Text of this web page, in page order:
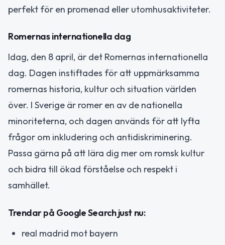
perfekt för en promenad eller utomhusaktiviteter.
Romernas internationella dag
Idag, den 8 april, är det Romernas internationella
dag. Dagen instiftades för att uppmärksamma
romernas historia, kultur och situation världen
över. I Sverige är romer en av de nationella
minoriteterna, och dagen används för att lyfta
frågor om inkludering och antidiskriminering.
Passa gärna på att lära dig mer om romsk kultur
och bidra till ökad förståelse och respekt i
samhället.
Trendar på Google Search just nu:
real madrid mot bayern